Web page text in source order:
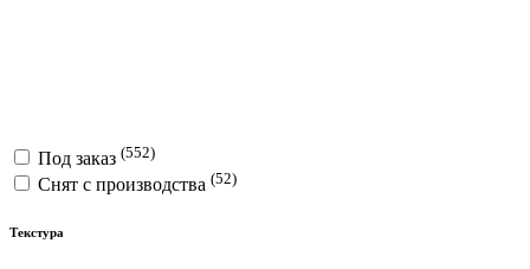
Под заказ (552)
Снят с производства (52)
Текстура